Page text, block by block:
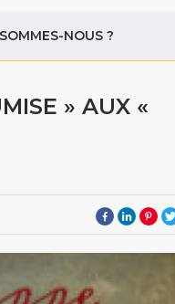
NOUS ?
» AUX «